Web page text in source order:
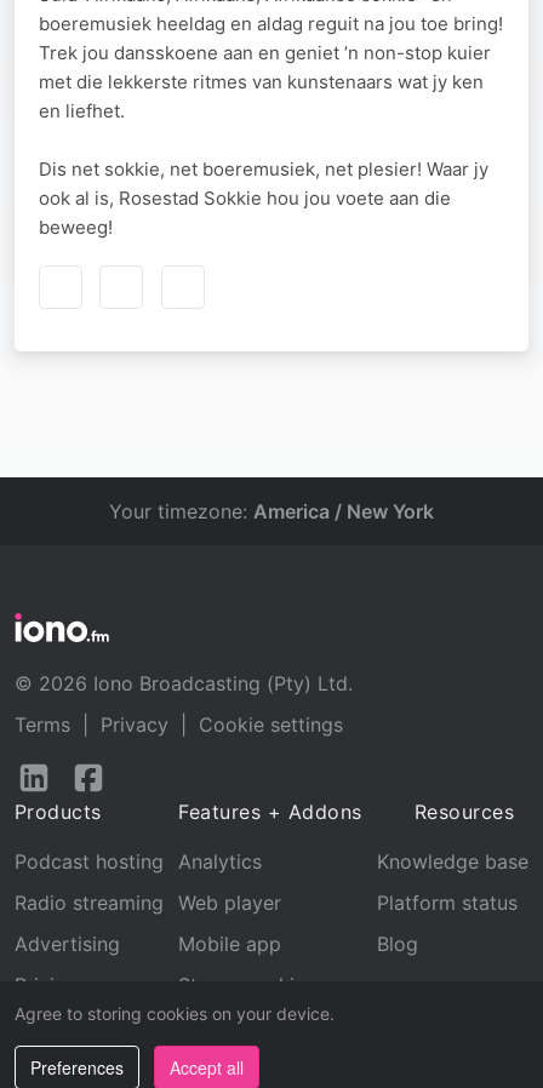
boeremusiek heeldag en aldag reguit na jou toe bring!
Trek jou dansskoene aan en geniet ’n non-stop kuier
met die lekkerste ritmes van kunstenaars wat jy ken
en liefhet.
Dis net sokkie, net boeremusiek, net plesier! Waar jy
ook al is, Rosestad Sokkie hou jou voete aan die
beweeg!
Agree to storing cookies on your device.
Preferences Accept all
Your timezone: America / New York
© 2026 Iono Broadcasting (Pty) Ltd.
Terms
Privacy
Cookie settings
Follow
LinkedInFacebook
Products
Podcast hosting
Radio streaming
Advertising
Pricing
Features + Addons
Analytics
Web player
Mobile app
Stream archive
Recognition
Resources
Knowledge base
Platform status
Blog